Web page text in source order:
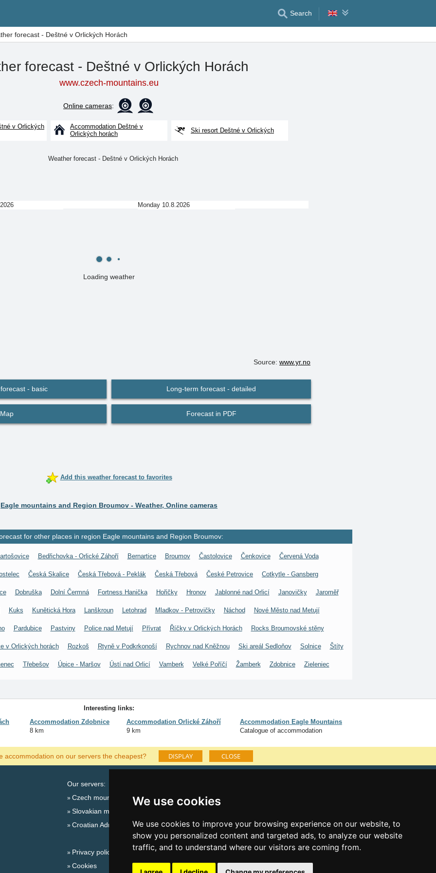
We use cookies
We use cookies to improve your browsing experience on our website, to
show you personalized content and targeted ads, to analyze our website
traffic, and to understand where our visitors are coming from.
Search
forecast - Deštné v Orlických Horách
forecast - Deštné v Orlických Horách
www.czech-mountains.eu
Online cameras:
v Orlických
Accommodation Deštné v
Orlických horách
Ski resort Deštné v Orlických
Loading weather
Monday 10.8.2026
Source: www.yr.no
- basic Long-term forecast - detailed
Map Forecast in PDF
Add this weather forecast to favorites
Eagle mountains and Region Broumov - Weather, Online cameras
for other places in region Eagle mountains and Region Broumov:
Bedřichovka - Orlické Záhoří Bernartice Broumov Častolovice Čenkovice Červená Voda
Česká Skalice Česká Třebová - Peklák Česká Třebová České Petrovice Cotkytle - Gansberg
Dobruška Dolní Čermná Fortness Hanička Hořičky Hronov Jablonné nad Orlicí Janovičky Jaroměř
Kuks Kunětická Hora Lanškroun Letohrad Mladkov - Petrovičky Náchod Nové Město nad Metují
Pardubice Pastviny Police nad Metují Přívrat Říčky v Orlických Horách Rocks Broumovské stěny
v Orlických horách Rozkoš Rtyně v Podkrkonoší Rychnov nad Kněžnou Ski areál Sedloňov Solnice Štíty
Třebešov Úpice - Maršov Ústí nad Orlicí Vamberk Velké Poříčí Žamberk Zdobnice Zieleniec
Interesting links:
Accommodation Zdobnice
8 km
Accommodation Orlické Záhoří
9 km
Accommodation Eagle Mountains
Catalogue of accommodation
accommodation on our servers the cheapest? DISPLAY CLOSE
Our servers:
Czech mountains
Slovakian mountains
Croatian Adriatic
Privacy policy
Cookies
Lastminute Eagle Mountains
New year's eve Eagle Mountains
New year's eve in mountains 2025/26
Snow forecast
Places for bathing